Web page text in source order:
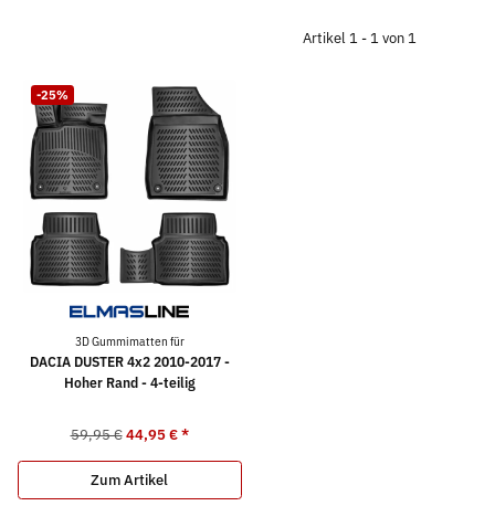
Artikel 1 - 1 von 1
-25%
3D Gummimatten für
DACIA DUSTER 4x2 2010-2017 -
Hoher Rand - 4-teilig
59,95 € 44,95 €*
Zum Artikel